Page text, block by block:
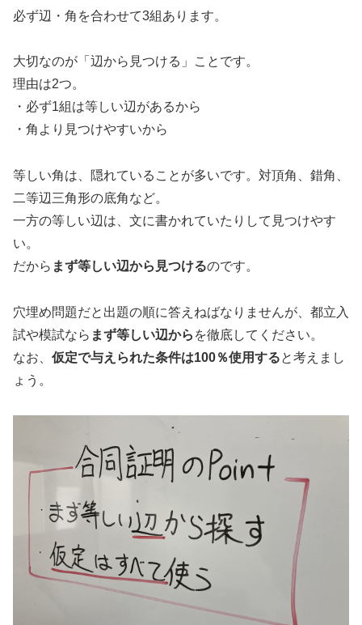
必ず辺・角を合わせて3組あります。
大切なのが「辺から見つける」ことです。
理由は2つ。
・必ず1組は等しい辺があるから
・角より見つけやすいから
等しい角は、隠れていることが多いです。対頂角、錯角、
二等辺三角形の底角など。
一方の等しい辺は、文に書かれていたりして見つけやす
い。
だから まず等しい辺から見つけるのです。
穴埋め問題だと出題の順に答えねばなりませんが、都立入
試や模試なら まず等しい辺から を徹底してください。
なお、 仮定で与えられた条件は100％使用すると考えまし
ょう。